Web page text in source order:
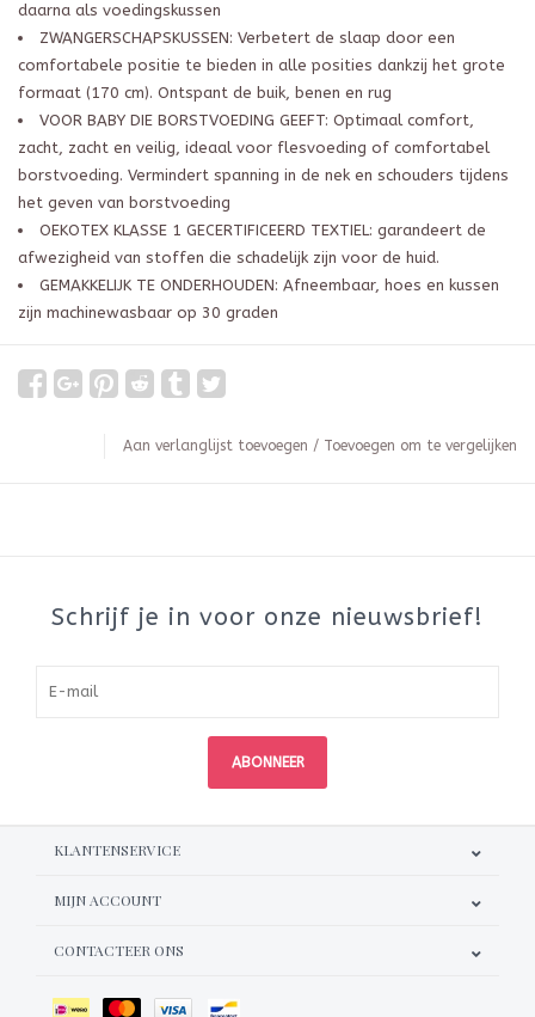
daarna als voedingskussen
ZWANGERSCHAPSKUSSEN: Verbetert de slaap door een
comfortabele positie te bieden in alle posities dankzij het grote
formaat (170 cm). Ontspant de buik, benen en rug
VOOR BABY DIE BORSTVOEDING GEEFT: Optimaal comfort,
zacht, zacht en veilig, ideaal voor flesvoeding of comfortabel
borstvoeding. Vermindert spanning in de nek en schouders tijdens
het geven van borstvoeding
OEKOTEX KLASSE 1 GECERTIFICEERD TEXTIEL: garandeert de
afwezigheid van stoffen die schadelijk zijn voor de huid.
GEMAKKELIJK TE ONDERHOUDEN: Afneembaar, hoes en kussen
zijn machinewasbaar op 30 graden
Aan verlanglijst toevoegen / Toevoegen om te vergelijken
Schrijf je in voor onze nieuwsbrief!
ABONNEER
KLANTENSERVICE
MIJN ACCOUNT
CONTACTEER ONS